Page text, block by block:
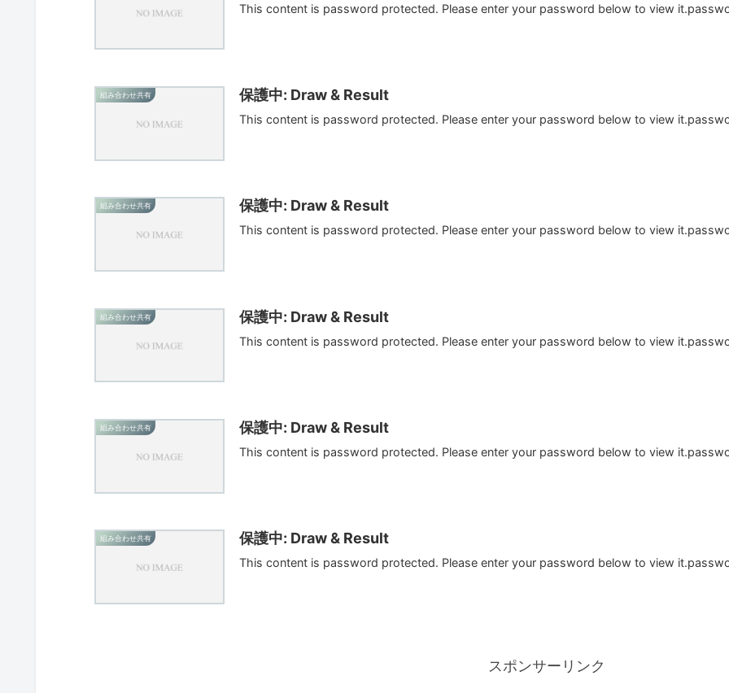
This content is password protected. Please enter your password below to view
組み合わせ共有 保護中: Draw & Result
This content is password protected. Please enter your password below to view
組み合わせ共有 保護中: Draw & Result
This content is password protected. Please enter your password below to view
組み合わせ共有 保護中: Draw & Result
This content is password protected. Please enter your password below to view
組み合わせ共有 保護中: Draw & Result
This content is password protected. Please enter your password below to view
組み合わせ共有 保護中: Draw & Result
This content is password protected. Please enter your password below to view
スポンサーリンク